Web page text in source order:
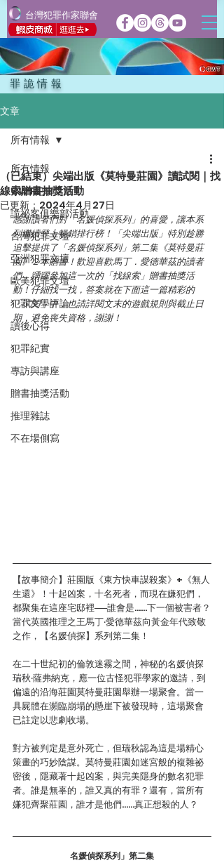
台灣犯罪作家聯會
罪詭情報
文章
所有情報
CWT犯聯活動
詭祕客俱樂部活動
台灣犯罪文壇
亞洲犯罪文壇
歐美犯罪文壇
犯罪文學評論
讀後心得
犯罪紀實
專訪與講座
贈書抽獎活動
推理雜誌
不在場側寫
所有情報
（已結束）尖端出版《莫特曼莊園》讀試閱｜找
線索贈書抽獎活動
已更新： 2024年4月27日
感謝讀者們對「名媛偵探系列」的喜愛，讓本系
列繼續登上暢銷排行榜！「尖端出版」特別趁勝
追擊提供了「名媛偵探系列」第二集《莫特曼莊
園》２本贈書！歡迎喜歡馬丁．愛德華茲的讀者
們，踴躍參加這一次的「找線索」贈書抽獎活
動！仔細找一找，答案就在下面這一篇精彩的
「試閱」中，也請詳閱文末的遊戲規則與截止日
期，避免喪失資格，謝謝！
【故事簡介】莊園版《東方快車謀殺案》+《無人
生還》！十起凶案，十名死者，而現在嫌犯們，
都聚集在這座宅邸裡──誰會是……下一個被害者？
當代英國推理之王馬丁‧愛德華茲向黃金年代致敬
之作，【名媛偵探】系列第二集！
在二十世紀初的倫敦迷霧之間，神秘的名媛偵探
瑞秋‧薩弗納克，應一位古怪犯罪學家的邀請，到
偏遠的沿海莊園莫特曼莊園舉辦一場聚會。當一
具屍體在瀕臨崩塌的懸崖下被發現時，這場聚會
已註定以悲劇收場。
對方被判定是意外死亡，但瑞秋認為這是場精心
策畫的巧妙陰謀。莫特曼莊園如迷宮般的複雜祕
密後，隱藏著十起凶案，與完美隱身的數名犯罪
者。誰是無辜的，誰又真的有罪？還有，當所有
嫌犯齊聚莊園，誰才是他們……真正想殺的人？
名媛偵探系列」第二集